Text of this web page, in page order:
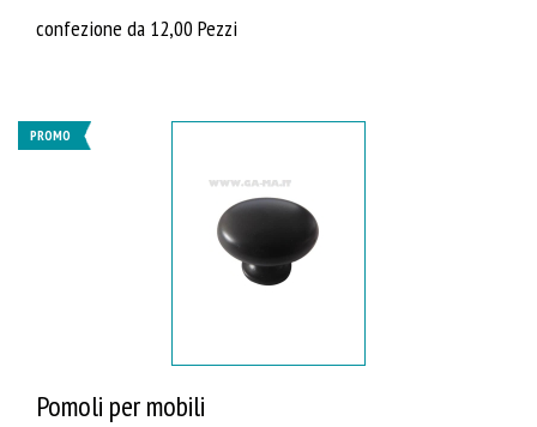
confezione da 12,00 Pezzi
PROMO
Pomoli per mobili